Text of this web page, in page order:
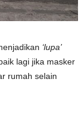
‘lupa’
lagi jika masker
rumah selain